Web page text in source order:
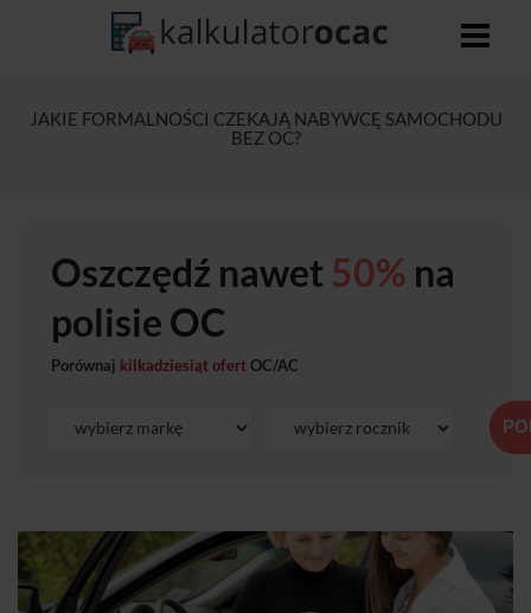
JAKIE FORMALNOŚCI CZEKAJĄ NABYWCĘ SAMOCHODU
BEZ OC?
Oszczędź nawet 50% na
polisie OC
Porównaj kilkadziesiąt ofertOC/AC